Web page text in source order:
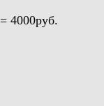
4000руб.